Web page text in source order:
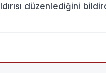
düzenlediğini